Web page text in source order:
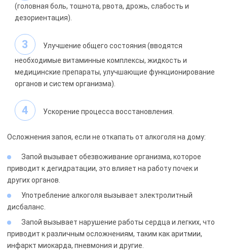
(головная боль, тошнота, рвота, дрожь, слабость и
дезориентация).
Улучшение общего состояния (вводятся
необходимые витаминные комплексы, жидкость и
медицинские препараты, улучшающие функционирование
органов и систем организма).
Ускорение процесса восстановления.
Осложнения запоя, если не откапать от алкоголя на дому:
Запой вызывает обезвоживание организма, которое
приводит к дегидратации, это влияет на работу почек и
других органов.
Употребление алкоголя вызывает электролитный
дисбаланс.
Запой вызывает нарушение работы сердца и легких, что
приводит к различным осложнениям, таким как аритмии,
инфаркт миокарда, пневмония и другие.